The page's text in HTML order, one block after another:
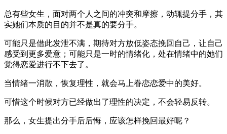
总有些女生，面对两个人之间的冲突和摩擦，动辄提分手，其
实她们本质的目的并不是真的要分手。
可能只是借此发泄不满，期待对方放低姿态挽回自己，让自己
感受到更多爱意；可能只是一时的情绪化，处在情绪中的她们
觉得恋爱进行不下去了。
当情绪一消散，恢复理性，就会马上眷恋恋爱中的美好。
可惜这个时候对方已经做出了理性的决定，不会轻易反转。
那么，女生提出分手后后悔，应该怎样挽回最好呢？